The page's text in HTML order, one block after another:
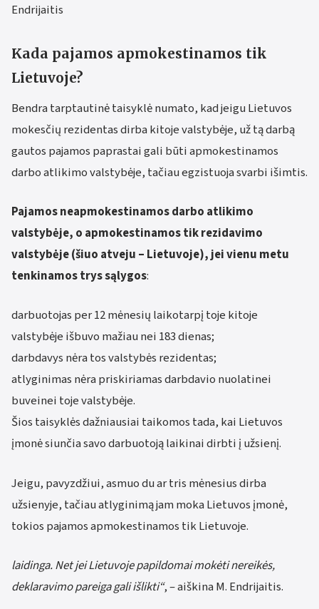
Endrijaitis
Kada pajamos apmokestinamos tik
Lietuvoje?
Bendra tarptautinė taisyklė numato, kad jeigu Lietuvos
mokesčių rezidentas dirba kitoje valstybėje, už tą darbą
gautos pajamos paprastai gali būti apmokestinamos
darbo atlikimo valstybėje, tačiau egzistuoja svarbi išimtis.
Pajamos neapmokestinamos darbo atlikimo
valstybėje, o apmokestinamos tik rezidavimo
valstybėje (šiuo atveju – Lietuvoje), jei vienu metu
tenkinamos trys sąlygos:
darbuotojas per 12 mėnesių laikotarpį toje kitoje
valstybėje išbuvo mažiau nei 183 dienas;
darbdavys nėra tos valstybės rezidentas;
atlyginimas nėra priskiriamas darbdavio nuolatinei
buveinei toje valstybėje.
Šios taisyklės dažniausiai taikomos tada, kai Lietuvos
įmonė siunčia savo darbuotoją laikinai dirbti į užsienį.
Jeigu, pavyzdžiui, asmuo du ar tris mėnesius dirba
užsienyje, tačiau atlyginimą jam moka Lietuvos įmonė,
tokios pajamos apmokestinamos tik Lietuvoje.
laidinga. Net jei Lietuvoje papildomai mokėti nereikės,
deklaravimo pareiga gali išlikti“, – aiškina M. Endrijaitis.